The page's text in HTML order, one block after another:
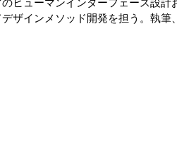
ヒューマンインターフェース設計
ザインメソッド開発を担う。執筆